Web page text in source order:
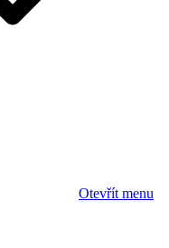
Otevřít menu